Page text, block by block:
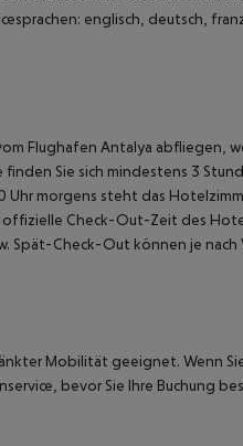
englisch, deutsch,
Flughafen Antalya
Sie sich mindestens 3
morgens steht das
Check-Out-Zeit des
Spät-Check-Out können je
Mobilität geeignet. Wenn
bevor Sie Ihre Buchung